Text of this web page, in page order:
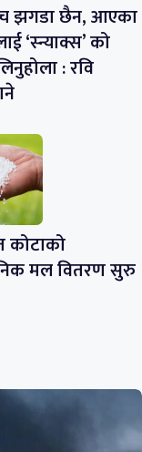
झगडा छैन, आएका
‘स्न्याक्स’ को
: रवि
कोटाको
मल वितरण सुरु